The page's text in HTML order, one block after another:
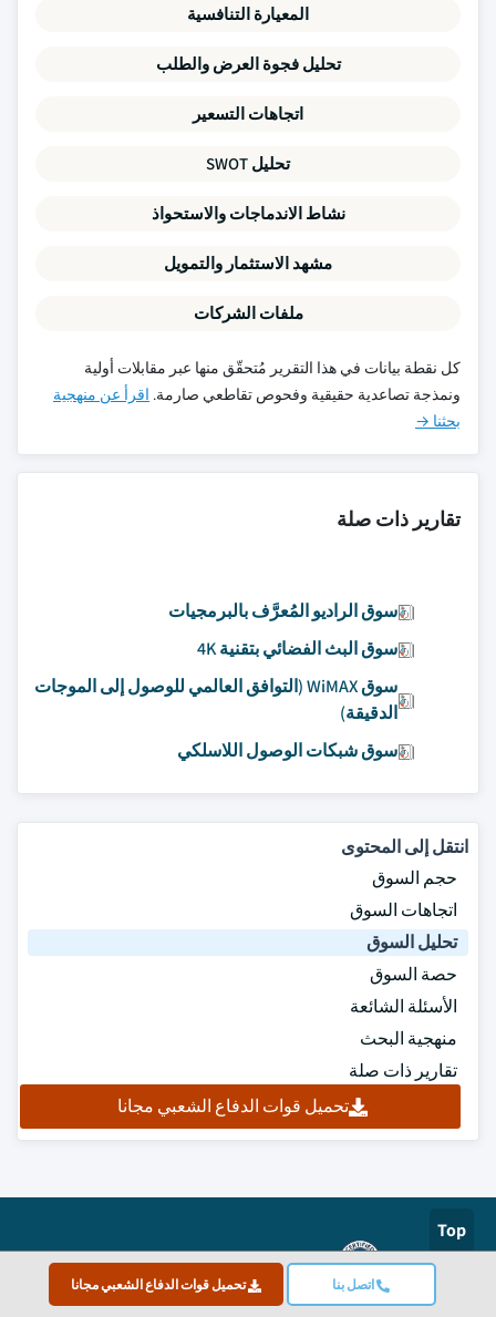
اتصل بنا تحميل قوات الدفاع الشعبي مجانا
المعيارة التنافسية
تحليل فجوة العرض والطلب
اتجاهات التسعير
تحليل SWOT
نشاط الاندماجات والاستحواذ
مشهد الاستثمار والتمويل
ملفات الشركات
كل نقطة بيانات في هذا التقرير مُتحقّق منها عبر مقابلات أولية
ونمذجة تصاعدية حقيقية وفحوص تقاطعي صارمة. اقرأ عن منهجية
بحثنا →
تقارير ذات صلة
سوق الراديو المُعرَّف بالبرمجيات
سوق البث الفضائي بتقنية 4K
سوق WiMAX (التوافق العالمي للوصول إلى الموجات
الدقيقة)
سوق شبكات الوصول اللاسلكي
انتقل إلى المحتوى
حجم السوق
اتجاهات السوق
تحليل السوق
حصة السوق
الأسئلة الشائعة
منهجية البحث
تقارير ذات صلة
تحميل قوات الدفاع الشعبي مجانا
Top
معتمد بشهادة ISO